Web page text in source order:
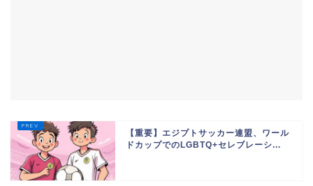
【重要】エジプトサッカー連盟、ワール
ドカップでのLGBTQ+セレブレーシ...